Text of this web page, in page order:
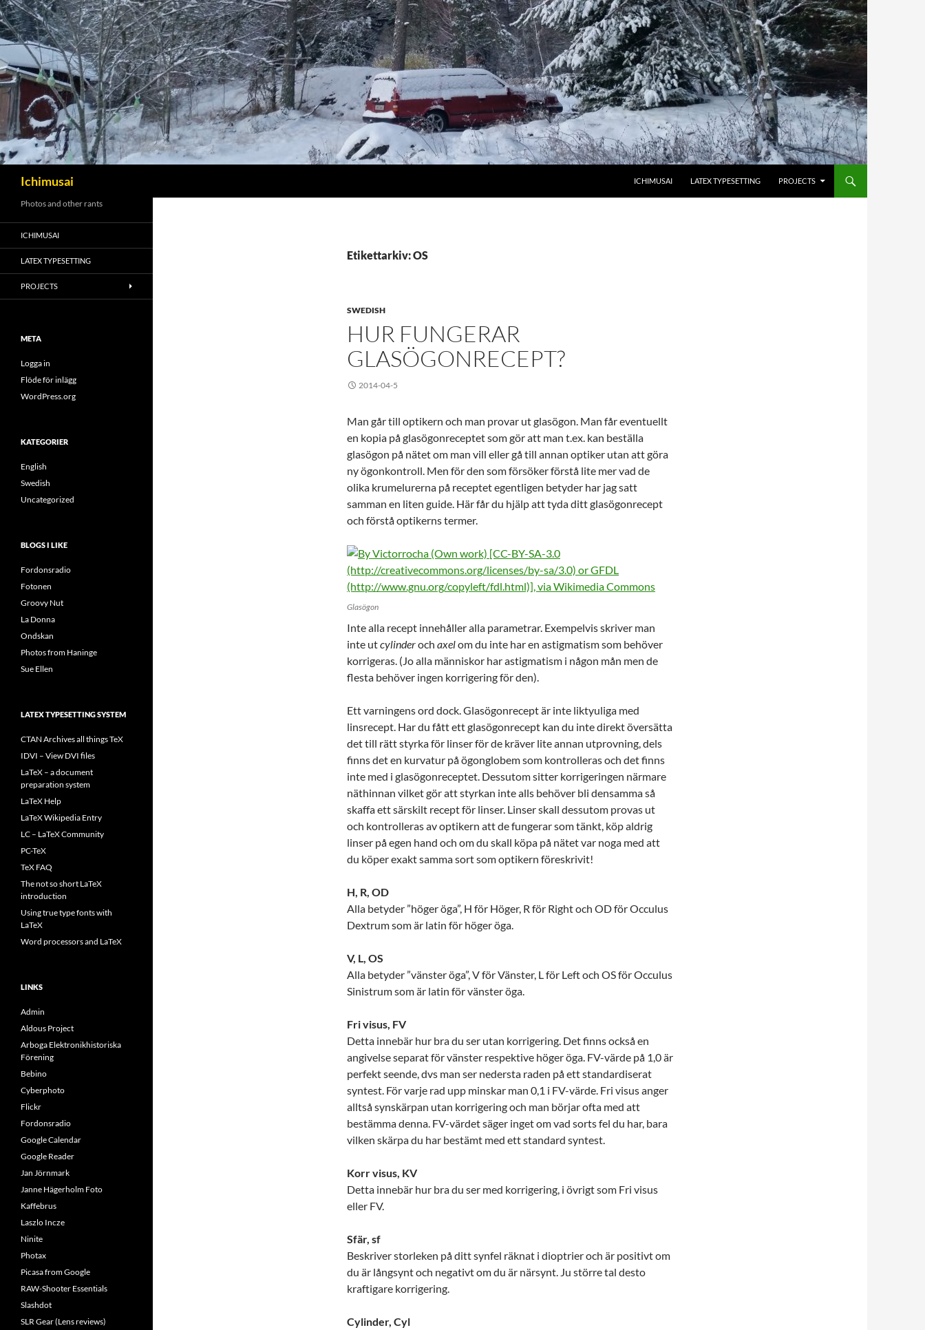
Ichimusai
ICHIMUSAI
LATEX TYPESETTING PROJECTS
Etikettarkiv: OS
SWEDISH
HUR FUNGERAR
GLASÖGONRECEPT?
2014-04-5
Man går till optikern och man provar ut glasögon. Man får eventuellt
en kopia på glasögonreceptet som gör att man t.ex. kan beställa
glasögon på nätet om man vill eller gå till annan optiker utan att göra
ny ögonkontroll. Men för den som försöker förstå lite mer vad de
olika krumelurerna på receptet egentligen betyder har jag satt
samman en liten guide. Här får du hjälp att tyda ditt glasögonrecept
och förstå optikerns termer.
Glasögon
Inte alla recept innehåller alla parametrar. Exempelvis skriver man
inte utcylinderoch axelom du inte har en astigmatism som behöver
korrigeras. (Jo alla människor har astigmatism i någon mån men de
flesta behöver ingen korrigering för den).
Ett varningens ord dock. Glasögonrecept är inte liktyuliga med
linsrecept. Har du fått ett glasögonrecept kan du inte direkt översätta
det till rätt styrka för linser för de kräver lite annan utprovning, dels
finns det en kurvatur på ögonglobem som kontrolleras och det finns
inte med i glasögonreceptet. Dessutom sitter korrigeringen närmare
näthinnan vilket gör att styrkan inte alls behöver bli densamma så
skaffa ett särskilt recept för linser. Linser skall dessutom provas ut
och kontrolleras av optikern att de fungerar som tänkt, köp aldrig
linser på egen hand och om du skall köpa på nätet var noga med att
du köper exakt samma sort som optikern föreskrivit!
H, R, OD
Alla betyder ”höger öga”, H för Höger, R för Right och OD för Occulus
Dextrum som är latin för höger öga.
V, L, OS
Alla betyder ”vänster öga”, V för Vänster, L för Left och OS för Occulus
Sinistrum som är latin för vänster öga.
Fri visus, FV
Detta innebär hur bra du ser utan korrigering. Det finns också en
angivelse separat för vänster respektive höger öga. FV-värde på 1,0 är
perfekt seende, dvs man ser nedersta raden på ett standardiserat
syntest. För varje rad upp minskar man 0,1 i FV-värde. Fri visus anger
alltså synskärpan utan korrigering och man börjar ofta med att
bestämma denna. FV-värdet säger inget om vad sorts fel du har, bara
vilken skärpa du har bestämt med ett standard syntest.
Korr visus, KV
Detta innebär hur bra du ser med korrigering, i övrigt som Fri visus
eller FV.
Sfär, sf
Beskriver storleken på ditt synfel räknat i dioptrier och är positivt om
du är långsynt och negativt om du är närsynt. Ju större tal desto
kraftigare korrigering.
Cylinder, Cyl
Photos and other rants
ICHIMUSAI
LATEX TYPESETTING
PROJECTS
META
Logga in
Flöde för inlägg
WordPress.org
KATEGORIER
English
Swedish
Uncategorized
BLOGS I LIKE
Fordonsradio
Fotonen
Groovy Nut
La Donna
Ondskan
Photos from Haninge
Sue Ellen
LATEX TYPESETTING SYSTEM
CTAN Archives all things TeX
IDVI – View DVI files
LaTeX – a document
preparation system
LaTeX Help
LaTeX Wikipedia Entry
LC – LaTeX Community
PC-TeX
TeX FAQ
The not so short LaTeX
introduction
Using true type fonts with
LaTeX
Word processors and LaTeX
LINKS
Admin
Aldous Project
Arboga Elektronikhistoriska
Förening
Bebino
Cyberphoto
Flickr
Fordonsradio
Google Calendar
Google Reader
Jan Jörnmark
Janne Hägerholm Foto
Kaffebrus
Laszlo Incze
Ninite
Photax
Picasa from Google
RAW-Shooter Essentials
Slashdot
SLR Gear (Lens reviews)